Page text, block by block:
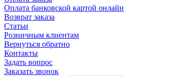
Оплата банковской картой онлайн
Возврат заказа
Статьи
Розничным клиентам
Вернуться обратно
Контакты
Задать вопрос
Заказать звонок